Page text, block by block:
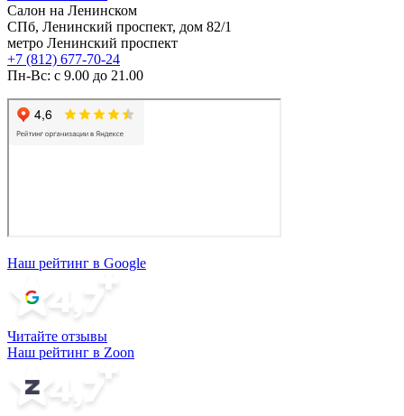
Салон на Ленинском
СПб, Ленинский проспект, дом 82/1
метро Ленинский проспект
+7 (812) 677-70-24
Пн-Вс: с 9.00 до 21.00
Наш рейтинг в Google
Читайте отзывы
Наш рейтинг в Zoon